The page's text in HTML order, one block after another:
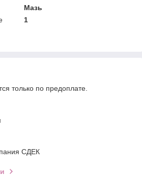
Мазь
1
только по предоплате.
СДЕК